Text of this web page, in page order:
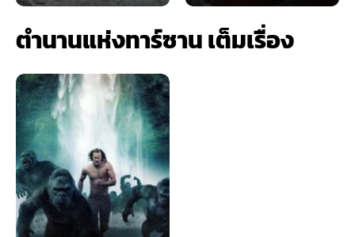
ตำนานแห่งทาร์ซาน เต็มเรื่อง